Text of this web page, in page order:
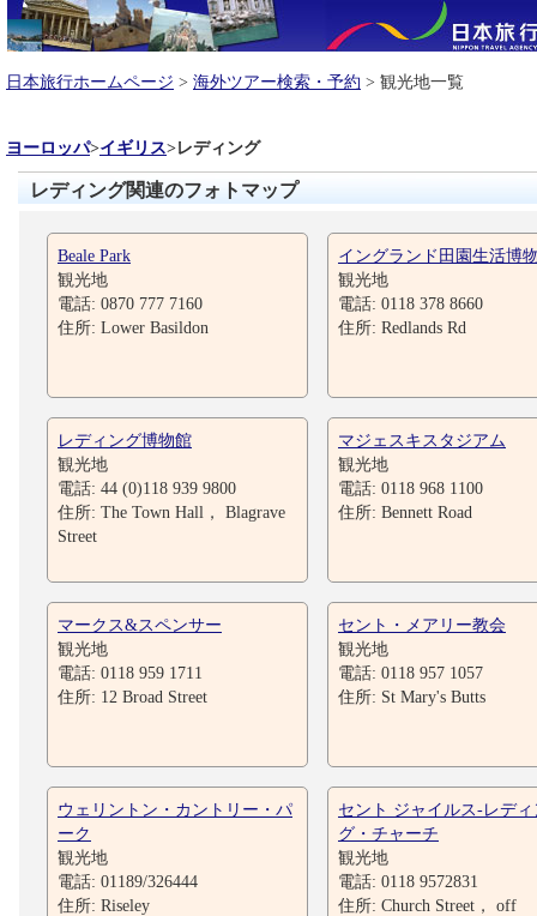
日本旅行ホームページ > 海外ツアー検索・予約 > 観光地一覧
ヨーロッパ>イギリス>レディング
レディング関連のフォトマップ
Beale Park
観光地
電話: 0870 777 7160
住所: Lower Basildon
イングランド田園生活博
観光地
電話: 0118 378 8660
住所: Redlands Rd
レディング博物館
観光地
電話: 44 (0)118 939 9800
住所: The Town Hall， Blagrave
Street
マジェスキスタジアム
観光地
電話: 0118 968 1100
住所: Bennett Road
マークス&スペンサー
観光地
電話: 0118 959 1711
住所: 12 Broad Street
セント・メアリー教会
観光地
電話: 0118 957 1057
住所: St Mary's Butts
ウェリントン・カントリー・パ
ーク
観光地
電話: 01189/326444
住所: Riseley
セント ジャイルス-レディ
グ・チャーチ
観光地
電話: 0118 9572831
住所: Church Street， off